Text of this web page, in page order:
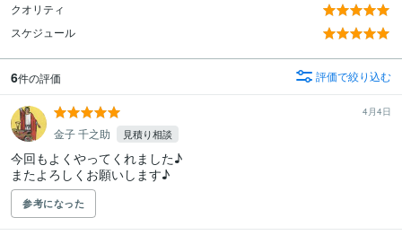
クオリティ
スケジュール
6件の評価 評価で絞り込む
4月4日
金子 千之助 見積り相談
今回もよくやってくれました♪
またよろしくお願いします♪
参考になった